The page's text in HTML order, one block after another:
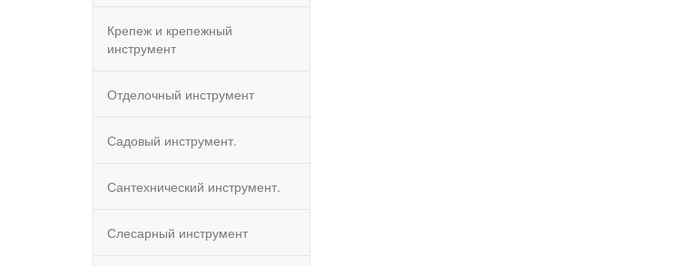
Крепеж и крепежный
инструмент
Отделочный инструмент
Садовый инструмент.
Сантехнический инструмент.
Слесарный инструмент